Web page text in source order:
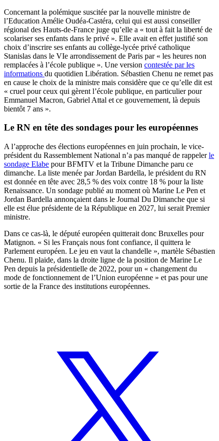
Concernant la polémique suscitée par la nouvelle ministre de
l’Education Amélie Oudéa-Castéra, celui qui est aussi conseiller
régional des Hauts-de-France juge qu’elle a « tout à fait la liberté de
scolariser ses enfants dans le privé ». Elle avait en effet justifié son
choix d’inscrire ses enfants au collège-lycée privé catholique
Stanislas dans le VIe arrondissement de Paris par « les heures non
remplacées à l’école publique ». Une version contestée par les
informations du quotidien Libération. Sébastien Chenu ne remet pas
en cause le choix de la ministre mais considère que ce qu’elle dit est
« cruel pour ceux qui gèrent l’école publique, en particulier pour
Emmanuel Macron, Gabriel Attal et ce gouvernement, là depuis
bientôt 7 ans ».
Le RN en tête des sondages pour les européennes
A l’approche des élections européennes en juin prochain, le vice-
président du Rassemblement National n’a pas manqué de rappelerle
sondage Elabe pour BFMTV et la Tribune Dimanche paru ce
dimanche. La liste menée par Jordan Bardella, le président du RN
est donnée en tête avec 28,5 % des voix contre 18 % pour la liste
Renaissance. Un sondage publié au moment où Marine Le Pen et
Jordan Bardella annonçaient dans le Journal Du Dimanche que si
elle est élue présidente de la République en 2027, lui serait Premier
ministre.
Dans ce cas-là, le député européen quitterait donc Bruxelles pour
Matignon. « Si les Français nous font confiance, il quittera le
Parlement européen. Le jeu en vaut la chandelle », martèle Sébastien
Chenu. Il plaide, dans la droite ligne de la position de Marine Le
Pen depuis la présidentielle de 2022, pour un « changement du
mode de fonctionnement de l’Union européenne » et pas pour une
sortie de la France des institutions européennes.